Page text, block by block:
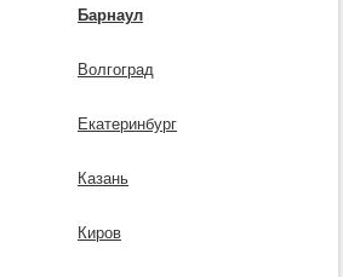
Барнаул
Волгоград
Екатеринбург
Казань
Киров